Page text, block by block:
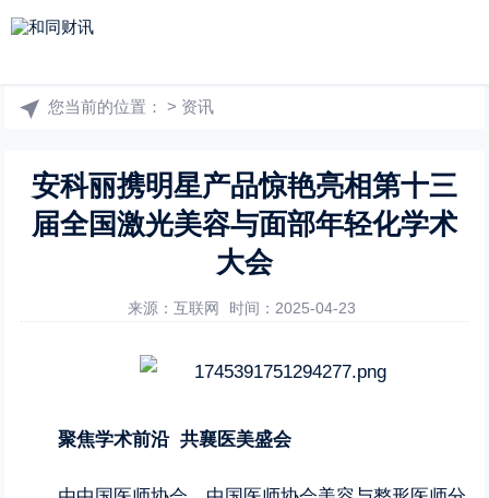
您当前的位置： > 资讯
安科丽携明星产品惊艳亮相第十三
届全国激光美容与面部年轻化学术
大会
来源：互联网 时间：2025-04-23
聚焦学术前沿 共襄医美盛会